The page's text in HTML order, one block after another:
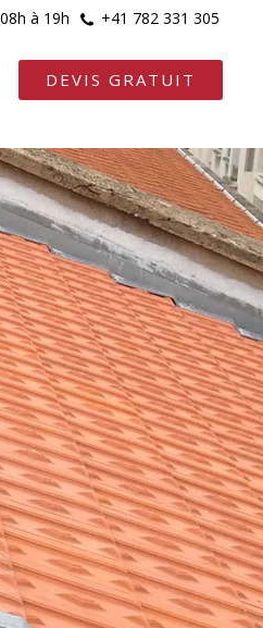
DEVIS GRATUIT
à 19h +41 782 331 305